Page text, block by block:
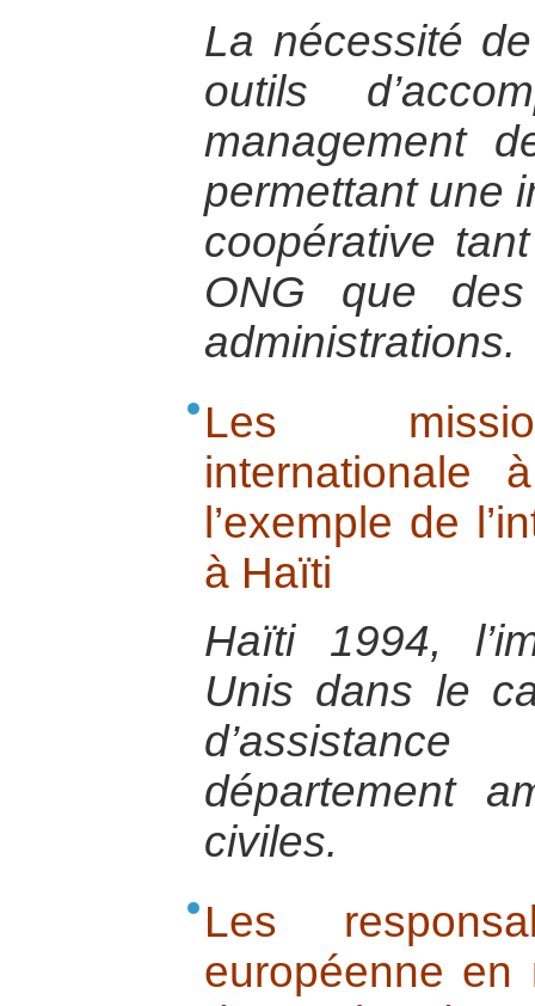
La nécessité
outils
management
permettant une
coopérative
ONG que
administrations.
Les
internationale
l’exemple de
à Haïti
Haïti 1994,
Unis dans le
département
civiles.
Les
européenne en